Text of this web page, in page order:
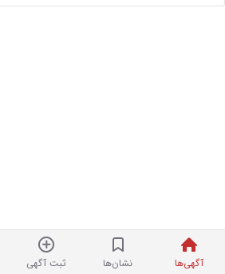
آگهی‌ها نشان‌ها ثبت آگهی